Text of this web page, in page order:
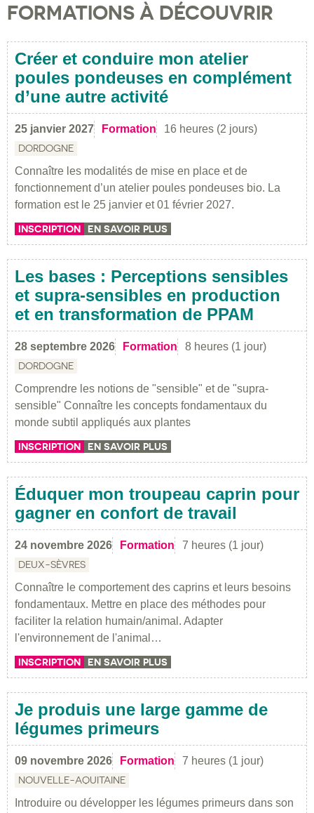
FORMATIONS À DÉCOUVRIR
Créer et conduire mon atelier
poules pondeuses en complément
d’une autre activité
25 janvier 2027 Formation 16 heures (2 jours)
DORDOGNE
Connaître les modalités de mise en place et de
fonctionnement d’un atelier poules pondeuses bio. La
formation est le 25 janvier et 01 février 2027.
INSCRIPTION EN SAVOIR PLUS
Les bases : Perceptions sensibles
et supra-sensibles en production
et en transformation de PPAM
28 septembre 2026 Formation 8 heures (1 jour)
DORDOGNE
Comprendre les notions de "sensible" et de "supra-
sensible" Connaître les concepts fondamentaux du
monde subtil appliqués aux plantes
INSCRIPTION EN SAVOIR PLUS
Éduquer mon troupeau caprin pour
gagner en confort de travail
24 novembre 2026 Formation 7 heures (1 jour)
DEUX-SÈVRES
Connaître le comportement des caprins et leurs besoins
fondamentaux. Mettre en place des méthodes pour
faciliter la relation humain/animal. Adapter
l'environnement de l'animal…
INSCRIPTION EN SAVOIR PLUS
Je produis une large gamme de
légumes primeurs
09 novembre 2026 Formation 7 heures (1 jour)
NOUVELLE-AQUITAINE
Introduire ou développer les légumes primeurs dans son